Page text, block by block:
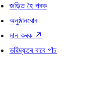
জড়িত হৈ পৰক
অনুষ্ঠানবোৰ
দান কৰক ↗
ভৱিষ্যতৰ বাবে পাঁচ